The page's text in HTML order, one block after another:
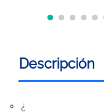
Descripción
¿